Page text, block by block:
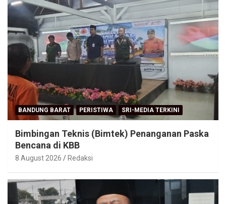
BANDUNG BARAT PERISTIWA SRI-MEDIA TERKINI
Bimbingan Teknis (Bimtek) Penanganan Paska
Bencana di KBB
8 August 2026 Redaksi